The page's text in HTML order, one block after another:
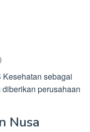
sebagai
perusahaan
Nusa